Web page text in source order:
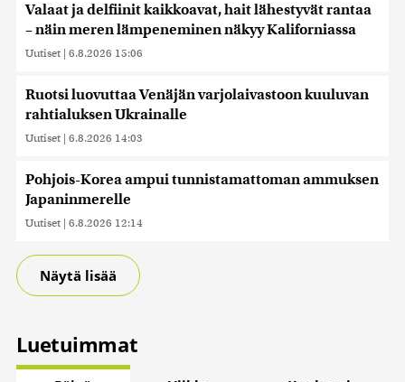
Valaat ja delfiinit kaikkoavat, hait lähestyvät rantaa
– näin meren lämpeneminen näkyy Kaliforniassa
Uutiset | 6.8.2026 15:06
Ruotsi luovuttaa Venäjän varjolaivastoon kuuluvan
rahtialuksen Ukrainalle
Uutiset | 6.8.2026 14:03
Pohjois-Korea ampui tunnistamattoman ammuksen
Japaninmerelle
Uutiset | 6.8.2026 12:14
Näytä lisää
Luetuimmat